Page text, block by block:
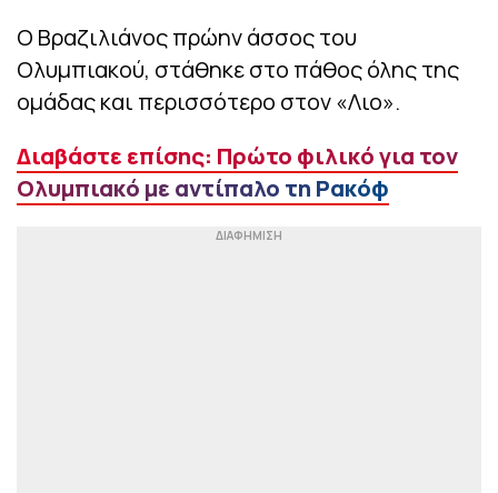
Ο Βραζιλιάνος πρώην άσσος του
Ολυμπιακού, στάθηκε στο πάθος όλης της
ομάδας και περισσότερο στον «Λιο».
Διαβάστε επίσης: Πρώτο φιλικό για τον
Ολυμπιακό με αντίπαλο τη Ρακόφ